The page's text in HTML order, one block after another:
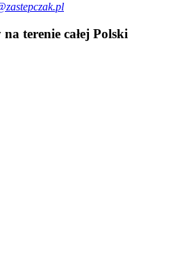
terenie całej Polski